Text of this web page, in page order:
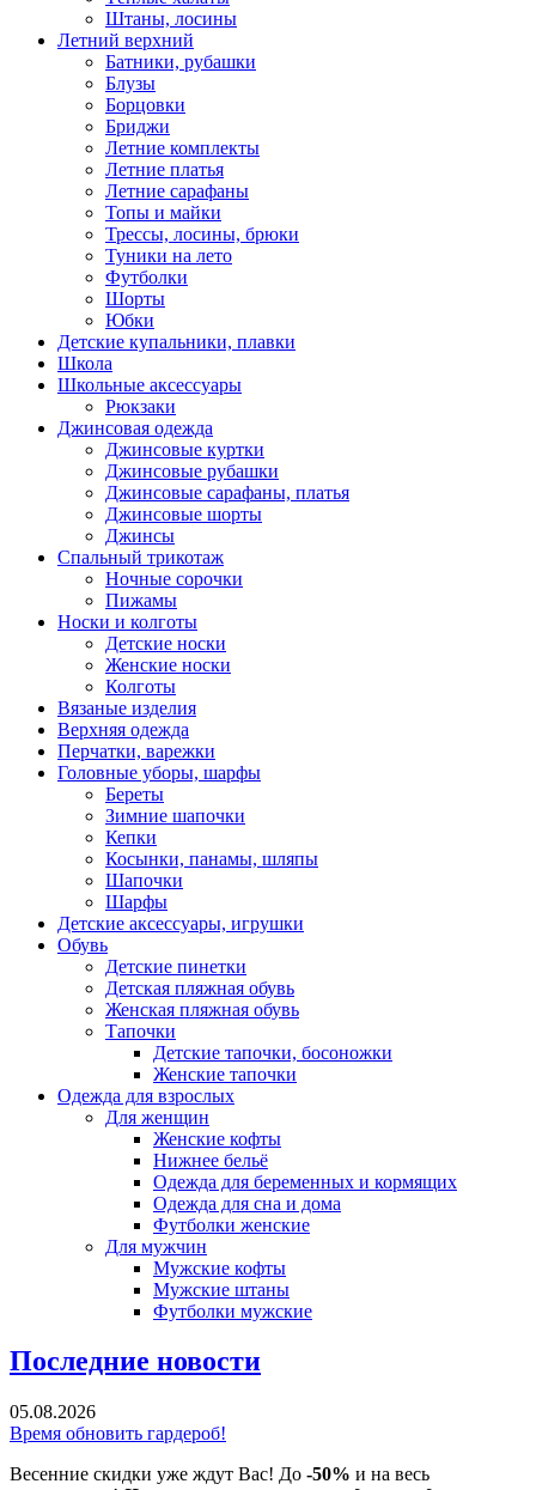
Штаны, лосины
Летний верхний
Батники, рубашки
Блузы
Борцовки
Бриджи
Летние комплекты
Летние платья
Летние сарафаны
Топы и майки
Трессы, лосины, брюки
Туники на лето
Футболки
Шорты
Юбки
Детские купальники, плавки
Школа
Школьные аксессуары
Рюкзаки
Джинсовая одежда
Джинсовые куртки
Джинсовые рубашки
Джинсовые сарафаны, платья
Джинсовые шорты
Джинсы
Спальный трикотаж
Ночные сорочки
Пижамы
Носки и колготы
Детские носки
Женские носки
Колготы
Вязаные изделия
Верхняя одежда
Перчатки, варежки
Головные уборы, шарфы
Береты
Зимние шапочки
Кепки
Косынки, панамы, шляпы
Шапочки
Шарфы
Детские аксессуары, игрушки
Обувь
Детские пинетки
Детская пляжная обувь
Женская пляжная обувь
Тапочки
Детские тапочки, босоножки
Женские тапочки
Одежда для взрослых
Для женщин
Женские кофты
Нижнее бельё
Одежда для беременных и кормящих
Одежда для сна и дома
Футболки женские
Для мужчин
Мужские кофты
Мужские штаны
Футболки мужские
Последние новости
05.08.2026
Время обновить гардероб!
Весенние скидки уже ждут Вас! До -50% и на весь